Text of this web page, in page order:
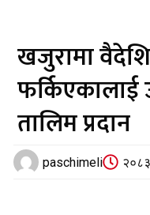
खजुरामा
फर्किएकालाई
तालिम प्रदान
paschimeli